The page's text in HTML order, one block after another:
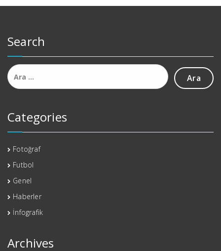
Search
Arama:
Categories
Fotoğraf
Futbol
Genel
Haberler
İnfografik
Archives